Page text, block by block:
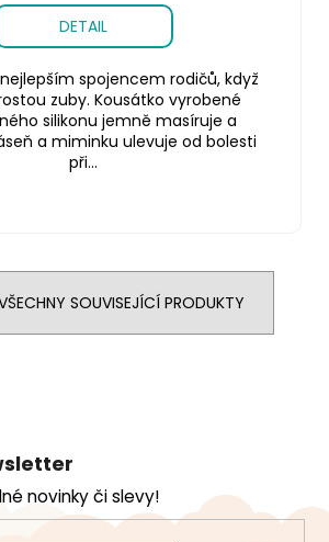
DETAIL
spojencem rodičů, když
zuby. Kousátko vyrobené
silikonu jemně masíruje a
a miminku ulevuje od bolesti
při...
SOUVISEJÍCÍ PRODUKTY
novinky či slevy!